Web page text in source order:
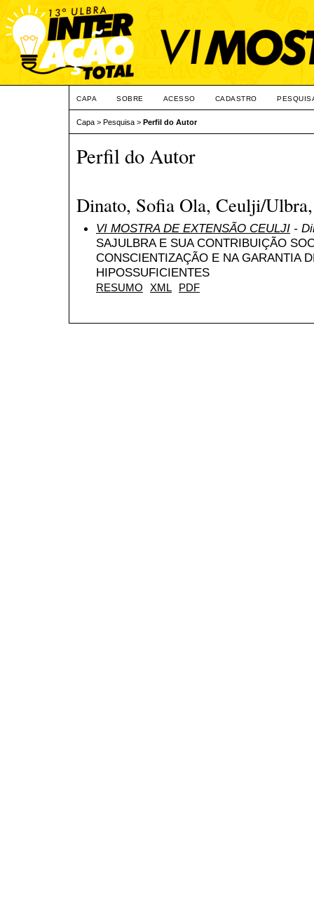
CAPA SOBRE ACESSO CADASTRO
Capa > Pesquisa > Perfil do Autor
Perfil do Autor
Dinato, Sofia Ola, Ceulji/
VI MOSTRA DE EXTENSÃO CEULJI -
SAJULBRA E SUA CONTRIBUIÇÃO
CONSCIENTIZAÇÃO E NA GARANTIA
HIPOSSUFICIENTES
RESUMO XML PDF